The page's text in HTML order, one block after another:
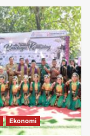
Ekonomi